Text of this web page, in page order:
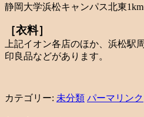
静岡大学浜松キャンパス北東
［衣料］
上記イオン各店のほか、浜松駅
印良品などがあります。
カテゴリー: 未分類 パーマリンク